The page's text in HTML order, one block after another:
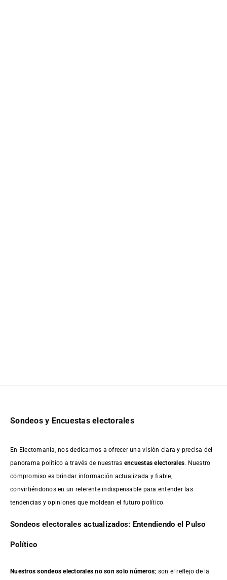
Sondeos y Encuestas electorales
En Electomanía, nos dedicamos a ofrecer una visión clara y precisa del
panorama político a través de nuestras encuestas electorales. Nuestro
compromiso es brindar información actualizada y fiable,
convirtiéndonos en un referente indispensable para entender las
tendencias y opiniones que moldean el futuro político.
Sondeos electorales actualizados: Entendiendo el Pulso
Político
Nuestros sondeos electorales no son solo números; son el reflejo de la